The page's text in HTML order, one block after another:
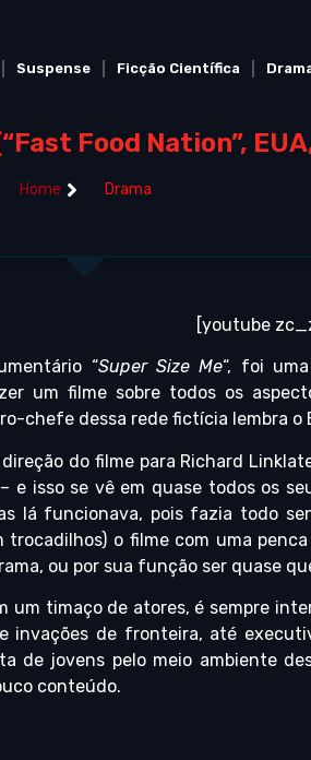
Suspense Ficção Científica
Food Nation”,
Home Drama
[youtube
“Super Size Me“, foi
um filme sobre todos os
chefe dessa rede fictícia lembra o
do filme para Richard
e isso se vê em quase todos os
lá funcionava, pois fazia todo
trocadilhos) o filme com uma
ou por sua função ser quase
um timaço de atores, é sempre
invações de fronteira, até
de jovens pelo meio ambiente
conteúdo.